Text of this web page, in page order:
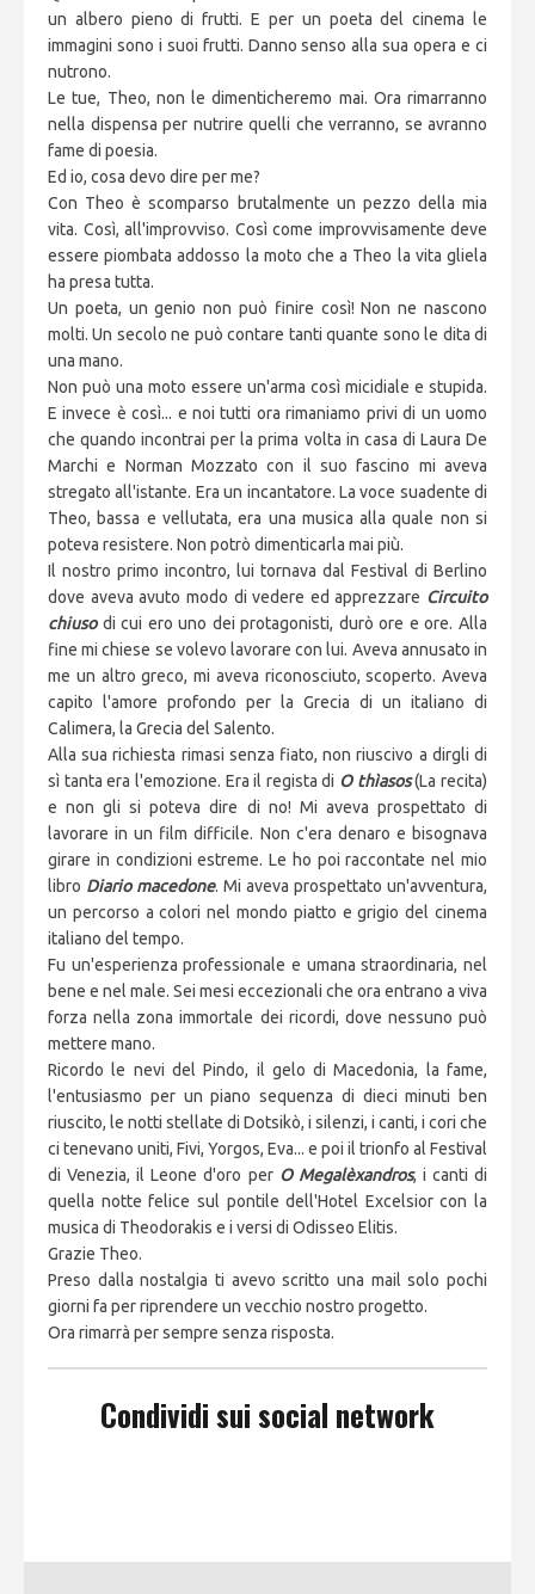
un albero pieno di frutti. E per un poeta del cinema le
immagini sono i suoi frutti. Danno senso alla sua opera e ci
nutrono.
Le tue, Theo, non le dimenticheremo mai. Ora rimarranno
nella dispensa per nutrire quelli che verranno, se avranno
fame di poesia.
Ed io, cosa devo dire per me?
Con Theo è scomparso brutalmente un pezzo della mia
vita. Così, all'improvviso. Così come improvvisamente deve
essere piombata addosso la moto che a Theo la vita gliela
ha presa tutta.
Un poeta, un genio non può finire così! Non ne nascono
molti. Un secolo ne può contare tanti quante sono le dita di
una mano.
Non può una moto essere un'arma così micidiale e stupida.
E invece è così... e noi tutti ora rimaniamo privi di un uomo
che quando incontrai per la prima volta in casa di Laura De
Marchi e Norman Mozzato con il suo fascino mi aveva
stregato all'istante. Era un incantatore. La voce suadente di
Theo, bassa e vellutata, era una musica alla quale non si
poteva resistere. Non potrò dimenticarla mai più.
Il nostro primo incontro, lui tornava dal Festival di Berlino
dove aveva avuto modo di vedere ed apprezzare Circuito
chiusodi cui ero uno dei protagonisti, durò ore e ore. Alla
fine mi chiese se volevo lavorare con lui. Aveva annusato in
me un altro greco, mi aveva riconosciuto, scoperto. Aveva
capito l'amore profondo per la Grecia di un italiano di
Calimera, la Grecia del Salento.
Alla sua richiesta rimasi senza fiato, non riuscivo a dirgli di
sì tanta era l'emozione. Era il regista di O thìasos(La recita)
e non gli si poteva dire di no! Mi aveva prospettato di
lavorare in un film difficile. Non c'era denaro e bisognava
girare in condizioni estreme. Le ho poi raccontate nel mio
libro Diario macedone. Mi aveva prospettato un'avventura,
un percorso a colori nel mondo piatto e grigio del cinema
italiano del tempo.
Fu un'esperienza professionale e umana straordinaria, nel
bene e nel male. Sei mesi eccezionali che ora entrano a viva
forza nella zona immortale dei ricordi, dove nessuno può
mettere mano.
Ricordo le nevi del Pindo, il gelo di Macedonia, la fame,
l'entusiasmo per un piano sequenza di dieci minuti ben
riuscito, le notti stellate di Dotsikò, i silenzi, i canti, i cori che
ci tenevano uniti, Fivi, Yorgos, Eva... e poi il trionfo al Festival
di Venezia, il Leone d'oro per O Megalèxandros, i canti di
quella notte felice sul pontile dell'Hotel Excelsior con la
musica di Theodorakis e i versi di Odisseo Elitis.
Grazie Theo.
Preso dalla nostalgia ti avevo scritto una mail solo pochi
giorni fa per riprendere un vecchio nostro progetto.
Ora rimarrà per sempre senza risposta.
Condividi sui social network